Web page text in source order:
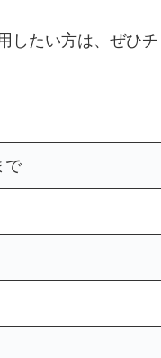
したい方は、ぜひチ
で